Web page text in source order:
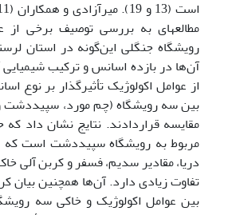
مطالعه­ای به بررسی توصیف برخی از
رویشگاه جنگلی این‌گونه در استان
آن‌ها در بازده اسانس و ترکیب
از عوامل اکولوژیک تأثیرگذار بر نوع
بین سه رویشگاه (چم مورد، سپیددشت
مقایسه قراردادند. نتایج نشان داد
مربوط به رویشگاه سپیددشت است که
دریا، مقادیر سدیم، فسفر و کربن آلی
تفاوت زیادی دارد. آن‌ها همچنین بیان
بین عوامل اکولوژیک و خاکی سه